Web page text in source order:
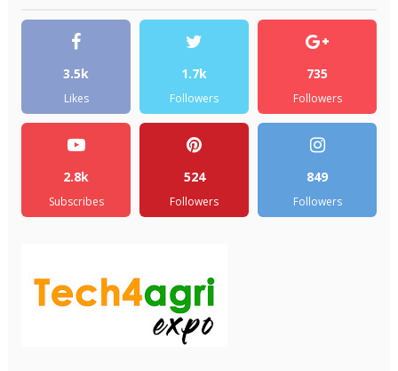
3.5k
Likes
1.7k
Followers
735
Followers
2.8k
Subscribes
524
Followers
849
Followers